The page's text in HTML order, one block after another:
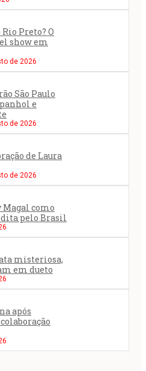
Preto? O
show em
de 2026
São Paulo
e
de 2026
de Laura
de 2026
como
pelo Brasil
misteriosa,
em dueto
após